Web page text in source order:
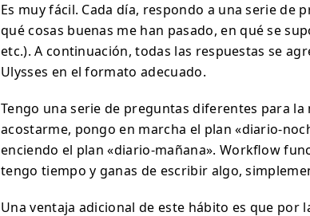
Es muy fácil. Cada día, respondo a una serie de
qué cosas buenas me han pasado, en qué se
etc.). A continuación, todas las respuestas se
Ulysses en el formato adecuado.
Tengo una serie de preguntas diferentes para la
acostarme, pongo en marcha el plan «diario-
enciendo el plan «diario-mañana». Workflow
tengo tiempo y ganas de escribir algo,
Una ventaja adicional de este hábito es que por